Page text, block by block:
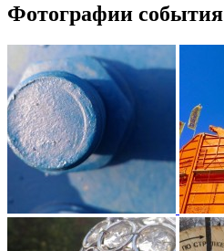
Фотографии события